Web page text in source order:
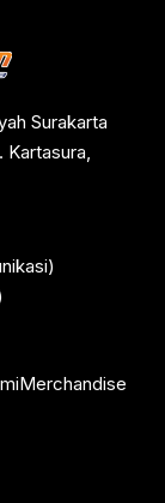
Surakarta
Kartasura,
Merchandise